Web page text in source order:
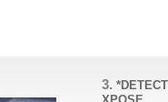
3.